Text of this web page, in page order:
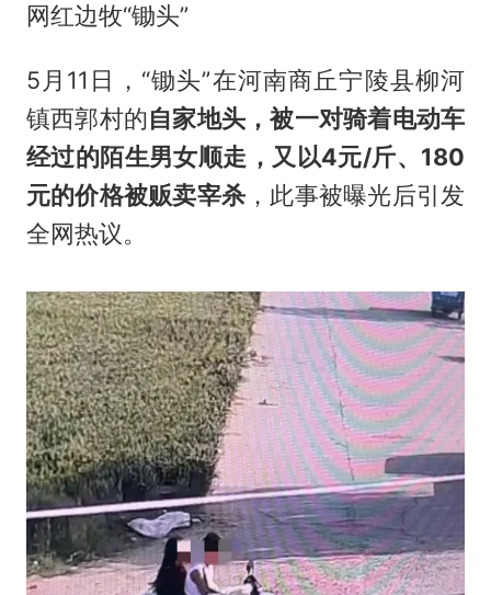
网红边牧“锄头”
5月11日，“锄头”在河南商丘宁陵县柳河
镇西郭村的自家地头，被一对骑着电动车
经过的陌生男女顺走，又以4元/斤、180
元的价格被贩卖宰杀 ，此事被曝光后引发
全网热议。